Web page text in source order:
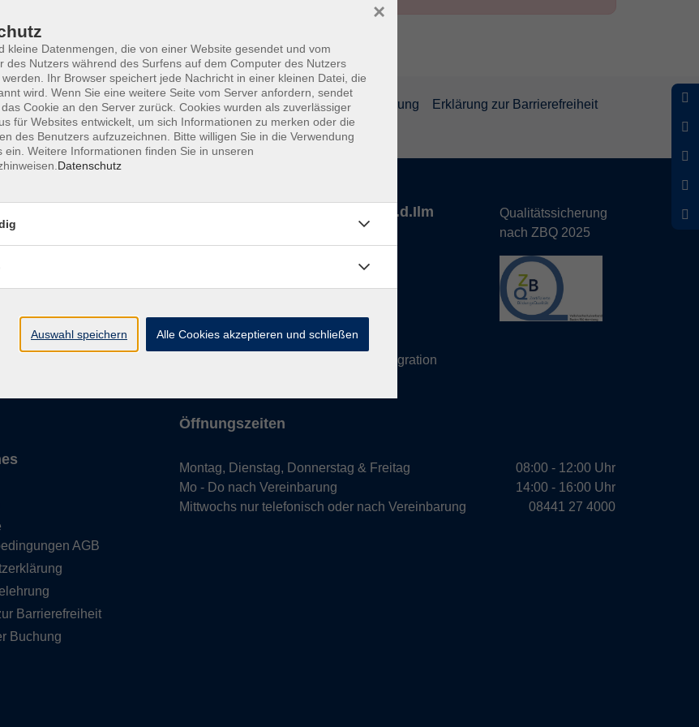
AGB Datenschutzerklärung Widerrufsbelehrung
Erklärung zur Barrierefreiheit
Buchung
AGB
Barrierefreiheit
Buchung
vhs Landkreis Pfaffenhofen a.d.Ilm
Tel: 08441 27 4000- vhs Büro
- Deutsch/Integration
Qualitätssicherung
nach ZBQ 2025
Öffnungszeiten
Montag, Dienstag, Donnerstag & Freitag
Mo - Do nach Vereinbarung
Mittwochs nur telefonisch oder nach Vereinbarung
08:00 - 12:00 Uhr
14:00 - 16:00 Uhr
08441 27 4000
kleine Datenmengen, die von einer Website gesendet und vom
des Nutzers während des Surfens auf dem Computer des Nutzers
Ihr Browser speichert jede Nachricht in einer kleinen Datei, die
wird. Wenn Sie eine weitere Seite vom Server anfordern, sendet
Cookie an den Server zurück. Cookies wurden als zuverlässiger
für Websites entwickelt, um sich Informationen zu merken oder die
des Benutzers aufzuzeichnen. Bitte willigen Sie in die Verwendung
ein. Weitere Informationen finden Sie in unseren
Datenschutz
×
Auswahl speichern Alle Cookies akzeptieren und schließen